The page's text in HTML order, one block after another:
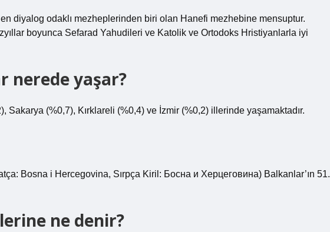
diyalog odaklı mezheplerinden biri olan Hanefi mezhebine mensuptur.
boyunca Sefarad Yahudileri ve Katolik ve Ortodoks Hristiyanlarla iyi
nerede yaşar?
Sakarya (%0,7), Kırklareli (%0,4) ve İzmir (%0,2) illerinde yaşamaktadır.
Bosna i Hercegovina, Sırpça Kiril: Босна и Херцеговина) Balkanlar’ın 51.
ne denir?